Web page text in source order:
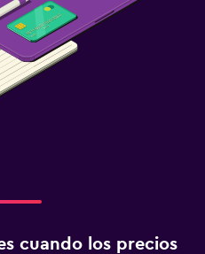
cuando los precios